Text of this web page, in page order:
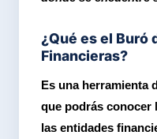
¿Qué es el Buró
Financieras?
Es una herramienta
que podrás conocer
las entidades